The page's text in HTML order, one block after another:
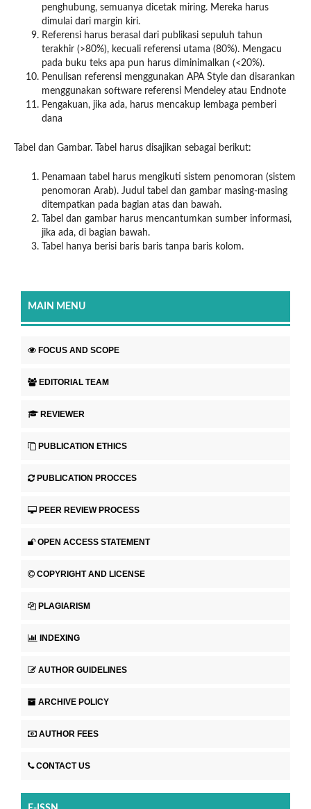
penghubung, semuanya dicetak miring. Mereka harus
dimulai dari margin kiri.
Referensi harus berasal dari publikasi sepuluh tahun
terakhir (>80%), kecuali referensi utama (80%). Mengacu
pada buku teks apa pun harus diminimalkan (<20%).
Penulisan referensi menggunakan APA Style dan disarankan
menggunakan software referensi Mendeley atau Endnote
Pengakuan, jika ada, harus mencakup lembaga pemberi
dana
Tabel dan Gambar. Tabel harus disajikan sebagai berikut:
Penamaan tabel harus mengikuti sistem penomoran (sistem
penomoran Arab). Judul tabel dan gambar masing-masing
ditempatkan pada bagian atas dan bawah.
Tabel dan gambar harus mencantumkan sumber informasi,
jika ada, di bagian bawah.
Tabel hanya berisi baris baris tanpa baris kolom.
MAIN MENU
FOCUS AND SCOPE
EDITORIAL TEAM
REVIEWER
PUBLICATION ETHICS
PUBLICATION PROCCES
PEER REVIEW PROCESS
OPEN ACCESS STATEMENT
COPYRIGHT AND LICENSE
PLAGIARISM
INDEXING
AUTHOR GUIDELINES
ARCHIVE POLICY
AUTHOR FEES
CONTACT US